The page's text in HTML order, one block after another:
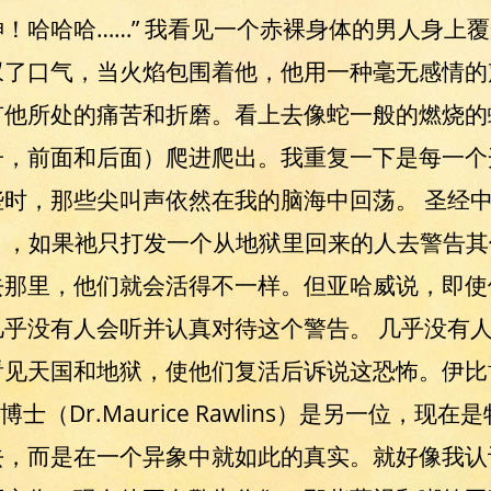
哈哈哈……” 我看见一个赤裸身体的男人身上
口气，当火焰包围着他，他用一种毫无感情
所处的痛苦和折磨。看上去像蛇一般的燃烧
前面和后面）爬进爬出。我重复一下是每一
，那些尖叫声依然在我的脑海中回荡。 圣经
如果祂只打发一个从地狱里回来的人去警告
里，他们就会活得不一样。但亚哈威说，即
没有人会听并认真对待这个警告。 几乎没有
天国和地狱，使他们复活后诉说这恐怖。伊
士（Dr.Maurice Rawlins）是另一位，现在
而是在一个异象中就如此的真实。就好像我